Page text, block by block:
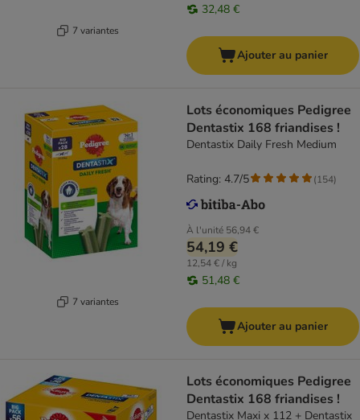
7 variantes
32,48 €
Ajouter au panier
7 variantes
Lots économiques Pedigree
Dentastix 168 friandises !
Dentastix Daily Fresh Medium
À l'unité 56,94 €
54,19 €
12,54 € / kg
51,48 €
Rating: 4.7/5 (154)
Ajouter au panier
Lots économiques Pedigree
Dentastix 168 friandises !
Dentastix Maxi x 112 + Dentastix